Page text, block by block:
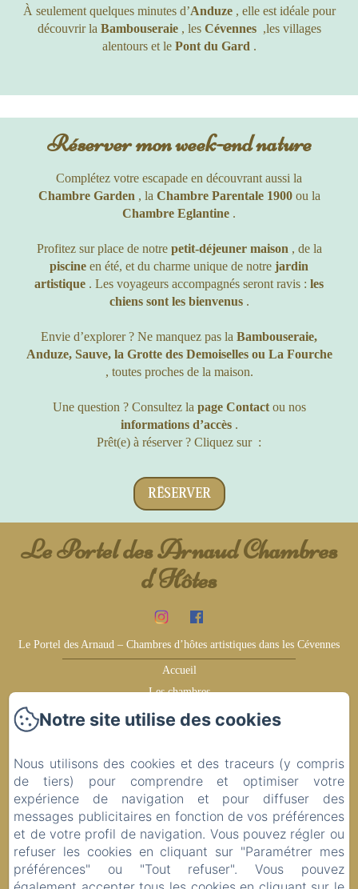
À seulement quelques minutes d’Anduze, elle est idéale pour
découvrir la Bambouseraie, les Cévennes,les villages
alentours et le Pont du Gard .
Réserver mon week-end nature
Complétez votre escapade en découvrant aussi la
Chambre Garden , la Chambre Parentale 1900ou la
Chambre Eglantine .
Profitez sur place de notre petit-déjeuner maison , de la
piscine en été, et du charme unique de notre jardin
artistique . Les voyageurs accompagnés seront ravis : les
chiens sont les bienvenus.
Envie d’explorer ? Ne manquez pas la Bambouseraie,
Anduze, Sauve, la Grotte des Demoiselles ou La Fourche
, toutes proches de la maison.
Une question ? Consultez la page Contactou nos
informations d’accès.
Prêt(e) à réserver ? Cliquez sur :
RÉSERVER
Le Portel des Arnaud Chambres
d'Hôtes
Le Portel des Arnaud – Chambres d’hôtes artistiques dans les Cévennes
Accueil
Les chambres
Témoignages
Les environs
Idées de visite
Contact
Politique de confidentialité
Informations légales
Informations sur les cookies
Notre site utilise des cookies
Nous utilisons des cookies et des traceurs (y compris
de tiers) pour comprendre et optimiser votre
expérience de navigation et pour diffuser des
messages publicitaires en fonction de vos préférences
et de votre profil de navigation. Vous pouvez régler ou
refuser les cookies en cliquant sur "Paramétrer mes
préférences" ou "Tout refuser". Vous pouvez